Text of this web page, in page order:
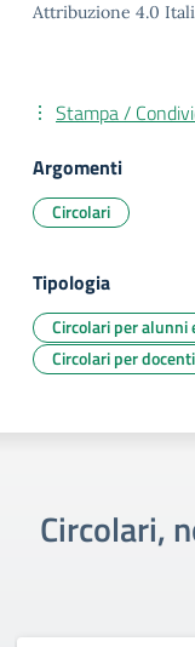
Attribuzione 4.0
Stampa /
Argomenti
Circolari
Tipologia
Circolari per alunni
Circolari per
Circolari,